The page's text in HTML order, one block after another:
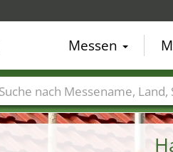
Messen
Messenamen Länder